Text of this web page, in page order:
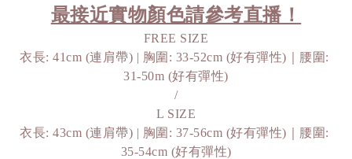
最接近實物顏色請參考直播！
FREE SIZE
衣長: 41cm (連肩帶) | 胸圍: 33-52cm (好有彈性)｜腰圍:
31-50m (好有彈性)
/
L SIZE
衣長: 43cm (連肩帶) | 胸圍: 37-56cm (好有彈性)｜腰圍:
35-54cm (好有彈性)